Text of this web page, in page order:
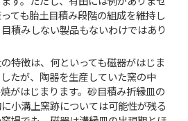
ても胎土目積み段階の組成を維持し
積みしない製品もないわけではあり
特徴は、何といっても磁器がはじま
たが、陶器を生産していた窯の中
がはじまります。砂目積み折縁皿の
小溝上窯跡については可能性が残る